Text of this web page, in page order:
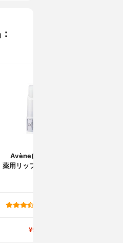
Avène(アベンヌ)
薬用リップケア モイス
¥982